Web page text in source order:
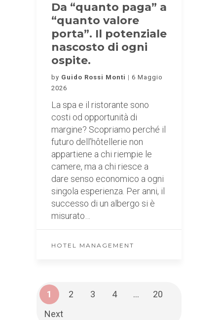
Da “quanto paga” a
“quanto valore
porta”. Il potenziale
nascosto di ogni
ospite.
by Guido Rossi Monti
6 Maggio
2026
La spa e il ristorante sono
costi od opportunità di
margine? Scopriamo perché il
futuro dell’hôtellerie non
appartiene a chi riempie le
camere, ma a chi riesce a
dare senso economico a ogni
singola esperienza. Per anni, il
successo di un albergo si è
misurato…
HOTEL MANAGEMENT
1 2 3 4 …
20
Next